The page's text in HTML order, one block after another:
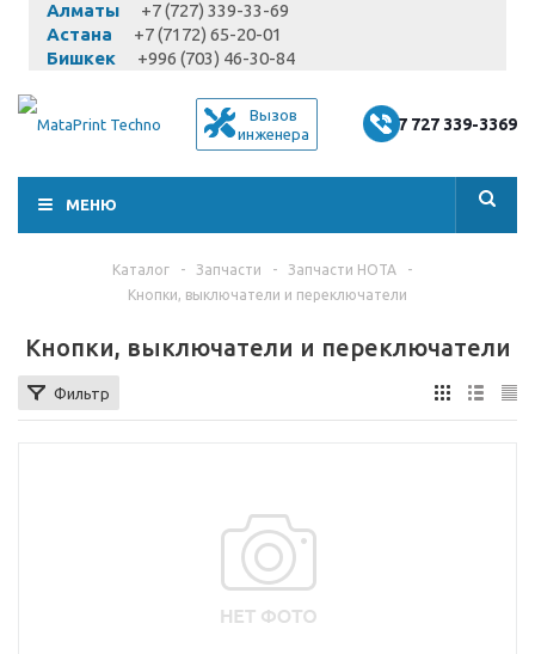
Алматы
+7 (727) 339-33-69
Астана
+7 (7172) 65-20-01
Бишкек
+996 (703) 46-30-84
Вызов
инженера
+7 727 339-3369
МЕНЮ
Каталог - Запчасти - Запчасти HOTA
-
Кнопки, выключатели и переключатели
Кнопки, выключатели и переключатели
Фильтр